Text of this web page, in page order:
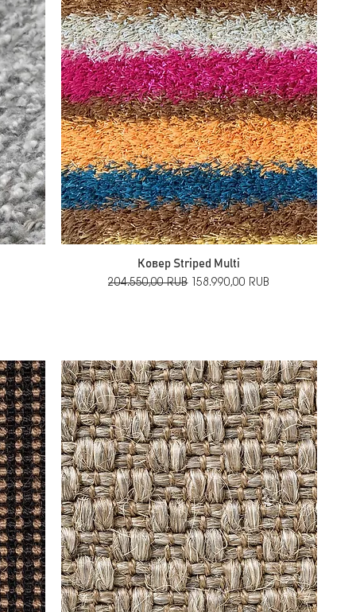
Ковер Striped Multi
Обычная цена
204.550,00 RUB Цена со скидкой
158.990,00 RUB